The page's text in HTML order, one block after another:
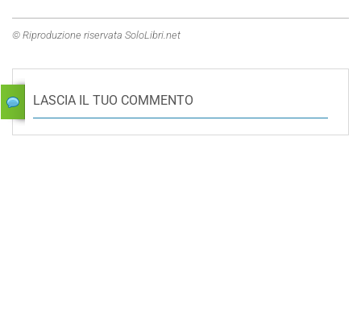
© Riproduzione riservata SoloLibri.net
LASCIA IL TUO COMMENTO